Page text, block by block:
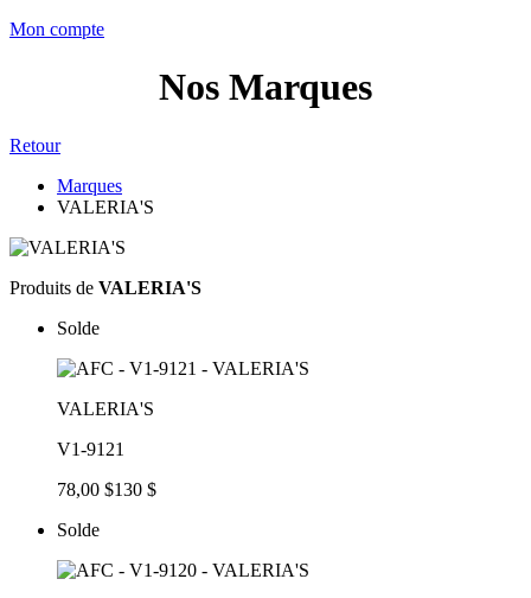
Mon compte
Nos Marques
Retour
Marques
VALERIA'S
Produits de VALERIA'S
Solde
VALERIA'S
V1-9121
78,00 $130 $
Solde